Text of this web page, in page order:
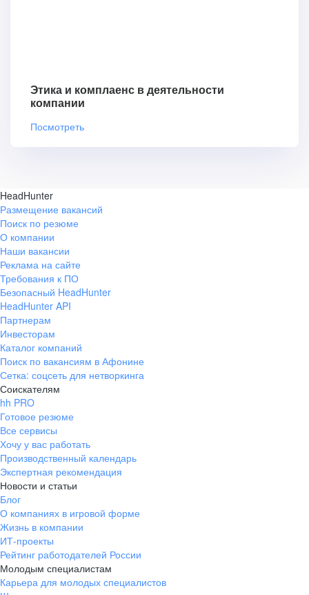
Этика и комплаенс в деятельности
компании
Посмотреть
HeadHunter
Размещение вакансий
Поиск по резюме
О компании
Наши вакансии
Реклама на сайте
Требования к ПО
Безопасный HeadHunter
HeadHunter API
Партнерам
Инвесторам
Каталог компаний
Поиск по вакансиям в Афонине
Сетка: соцсеть для нетворкинга
Соискателям
hh PRO
Готовое резюме
Все сервисы
Хочу у вас работать
Производственный календарь
Экспертная рекомендация
Новости и статьи
Блог
О компаниях в игровой форме
Жизнь в компании
ИТ-проекты
Рейтинг работодателей России
Молодым специалистам
Карьера для молодых специалистов